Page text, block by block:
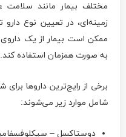
مختلف بیمار مانند سلامت
زمینه‌ای، در تعیین نوع
ممکن است بیمار از یک
به صورت همزمان استفاده کند.
برخی از رایج‌ترین داروها
شامل موارد زیر می‌شوند:
دوستاکسل –